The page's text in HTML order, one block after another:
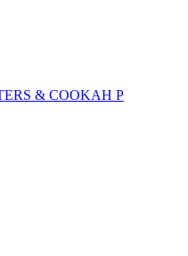
& COOKAH P